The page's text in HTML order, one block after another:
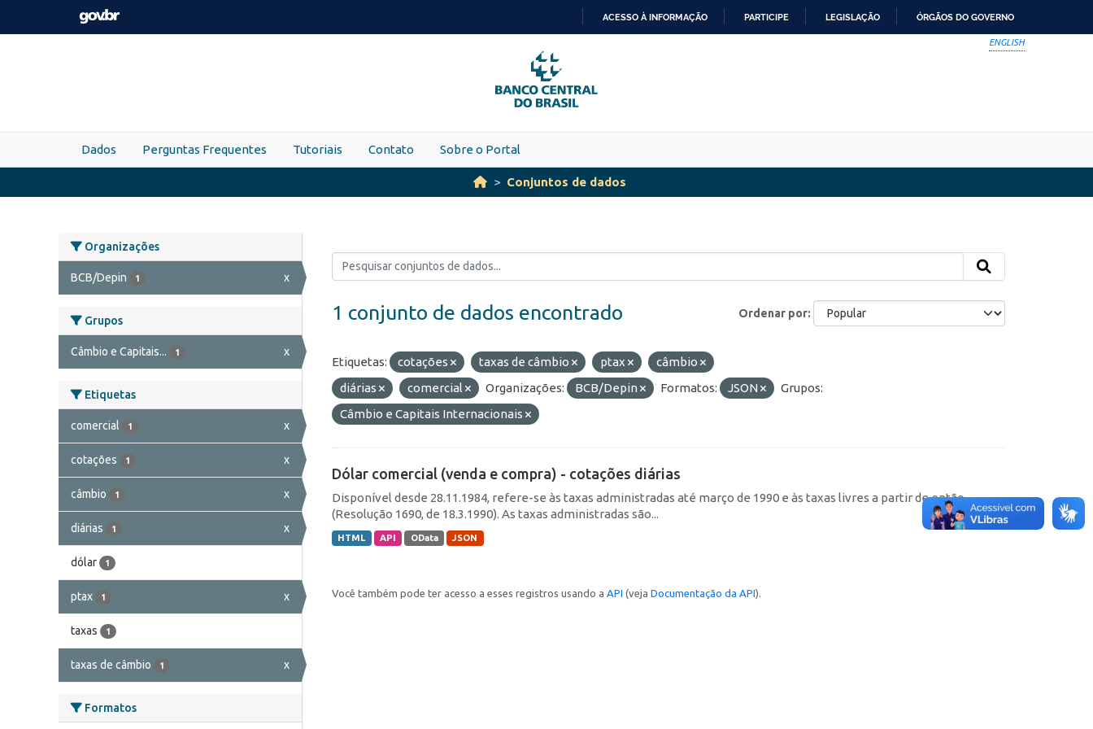
Skip to main content
PARA
O
CONTEÚDO
ACESSO À INFORMAÇÃO PARTICIPE LEGISLAÇÃO ÓRGÃOS DO GOVERNO
ENGLISH
Dados Perguntas Frequentes Tutoriais Contato Sobre o Portal
Conjuntos de dados
Organizações
BCB/Depin 1 x
Grupos
Câmbio e Capitais... 1 x
Etiquetas
comercial 1 x
cotações 1 x
câmbio 1 x
diárias 1 x
dólar 1
ptax 1 x
taxas 1
taxas de câmbio 1 x
Formatos
Ordenar por
1 conjunto de dados encontrado
Etiquetas: cotações taxas de câmbio ptax
câmbio
diárias
comercial Organizações: BCB/Depin Formatos: JSON
Grupos:
Câmbio e Capitais Internacionais
Dólar comercial (venda e compra) - cotações diárias
Disponível desde 28.11.1984, refere-se às taxas administradas até março de 1990 e às taxas livres a partir de então
(Resolução 1690, de 18.3.1990). As taxas administradas são...
HTML API OData JSON
Você também pode ter acesso a esses registros usando a API (veja Documentação da API).